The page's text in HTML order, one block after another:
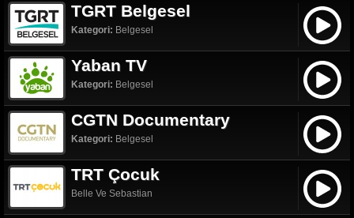
TGRT Belgesel
Kategori: Belgesel
Yaban TV
Kategori: Belgesel
CGTN Documentary
Kategori: Belgesel
TRT Çocuk
Belle Ve Sebastian